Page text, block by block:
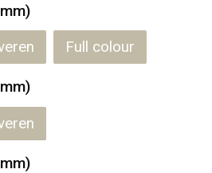
Full colour